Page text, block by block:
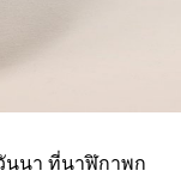
นนา ที่นาฬิกาพก